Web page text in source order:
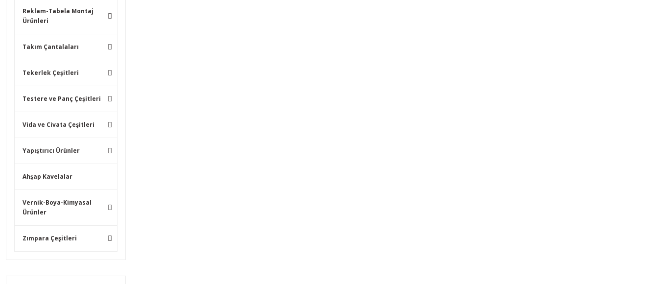
Reklam-Tabela Montaj
Ürünleri
Takım Çantalaları
Tekerlek Çeşitleri
Testere ve Panç Çeşitleri
Vida ve Civata Çeşitleri
Yapıştırıcı Ürünler
Ahşap Kavelalar
Vernik-Boya-Kimyasal
Ürünler
Zımpara Çeşitleri